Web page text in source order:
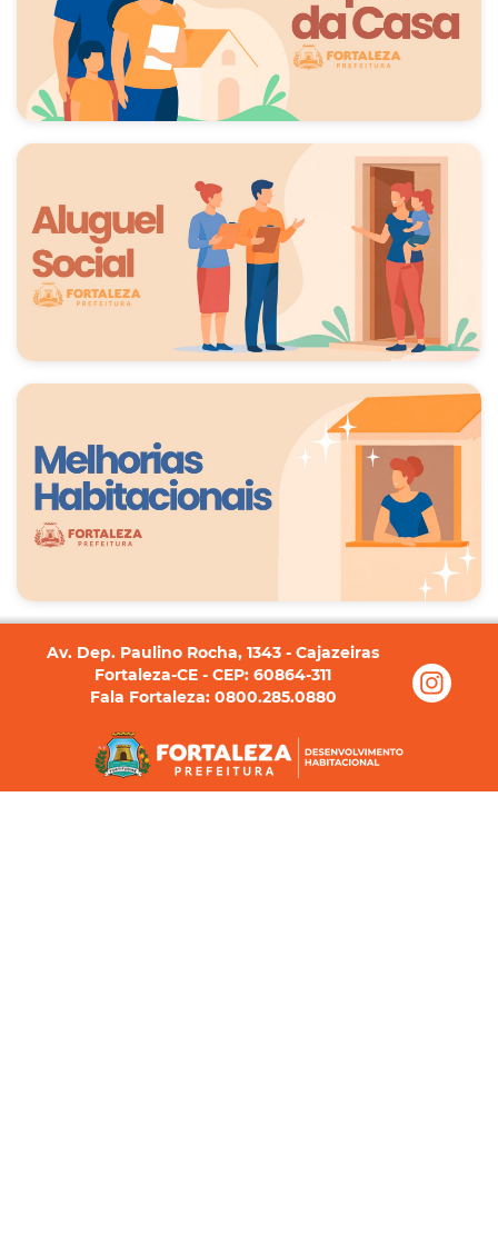
Av. Dep. Paulino Rocha, 1343 - Cajazeiras
Fortaleza-CE - CEP: 60864-311
Fala Fortaleza: 0800.285.0880